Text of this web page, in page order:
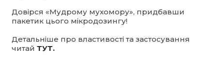
Довірся «Мудрому мухомору», придбавши
пакетик цього мікродозингу!
Детальніше про властивості та застосування
читай ТУТ.